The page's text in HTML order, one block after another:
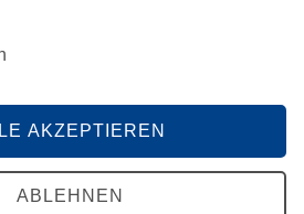
AKZEPTIEREN
ABLEHNEN